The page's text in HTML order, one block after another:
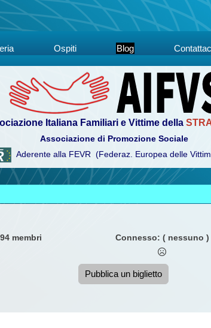
Ospiti Blog
Italiana Familiari e Vittime della
Associazione di Promozione Sociale
Aderente alla FEVR (Federaz. Europea delle
94 membri Connesso: ( nessuno )
Pubblica un biglietto